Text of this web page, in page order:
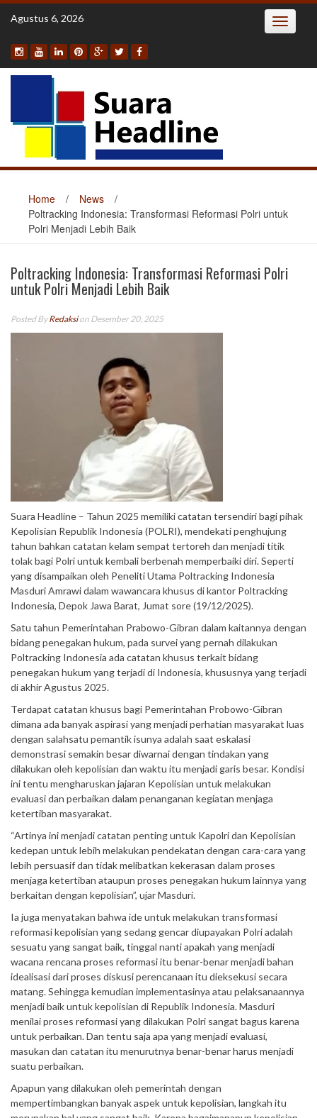
Skip
Agustus 6, 2026 Toggle
Home / News
/
Poltracking Indonesia: Transformasi Reformasi Polri untuk
Polri Menjadi Lebih Baik
Poltracking Indonesia: Transformasi Reformasi Polri
untuk Polri Menjadi Lebih Baik
Posted ByRedaksion Desember 20, 2025
Suara Headline – Tahun 2025 memiliki catatan tersendiri bagi pihak
Kepolisian Republik Indonesia (POLRI), mendekati penghujung
tahun bahkan catatan kelam sempat tertoreh dan menjadi titik
tolak bagi Polri untuk kembali berbenah memperbaiki diri. Seperti
yang disampaikan oleh Peneliti Utama Poltracking Indonesia
Masduri Amrawi dalam wawancara khusus di kantor Poltracking
Indonesia, Depok Jawa Barat, Jumat sore (19/12/2025).
Satu tahun Pemerintahan Prabowo-Gibran dalam kaitannya dengan
bidang penegakan hukum, pada survei yang pernah dilakukan
Poltracking Indonesia ada catatan khusus terkait bidang
penegakan hukum yang terjadi di Indonesia, khususnya yang terjadi
di akhir Agustus 2025.
Terdapat catatan khusus bagi Pemerintahan Probowo-Gibran
dimana ada banyak aspirasi yang menjadi perhatian masyarakat luas
dengan salahsatu pemantik isunya adalah saat eskalasi
demonstrasi semakin besar diwarnai dengan tindakan yang
dilakukan oleh kepolisian dan waktu itu menjadi garis besar. Kondisi
ini tentu mengharuskan jajaran Kepolisian untuk melakukan
evaluasi dan perbaikan dalam penanganan kegiatan menjaga
ketertiban masyarakat.
“Artinya ini menjadi catatan penting untuk Kapolri dan Kepolisian
kedepan untuk lebih melakukan pendekatan dengan cara-cara yang
lebih persuasif dan tidak melibatkan kekerasan dalam proses
menjaga ketertiban ataupun proses penegakan hukum lainnya yang
berkaitan dengan kepolisian”, ujar Masduri.
Ia juga menyatakan bahwa ide untuk melakukan transformasi
reformasi kepolisian yang sedang gencar diupayakan Polri adalah
sesuatu yang sangat baik, tinggal nanti apakah yang menjadi
wacana rencana proses reformasi itu benar-benar menjadi bahan
idealisasi dari proses diskusi perencanaan itu dieksekusi secara
matang. Sehingga kemudian implementasinya atau pelaksanaannya
menjadi baik untuk kepolisian di Republik Indonesia. Masduri
menilai proses reformasi yang dilakukan Polri sangat bagus karena
untuk perbaikan. Dan tentu saja apa yang menjadi evaluasi,
masukan dan catatan itu menurutnya benar-benar harus menjadi
suatu perbaikan.
Apapun yang dilakukan oleh pemerintah dengan
mempertimbangkan banyak aspek untuk kepolisian, langkah itu